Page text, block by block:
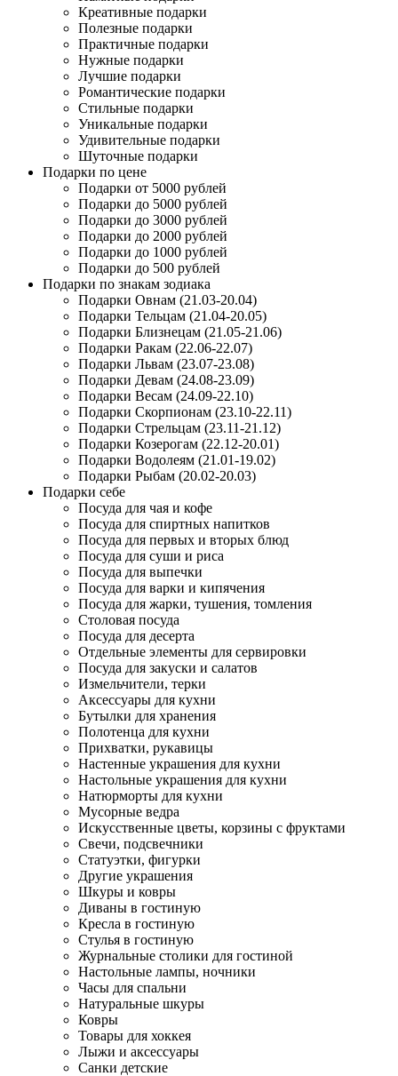
Креативные подарки
Полезные подарки
Практичные подарки
Нужные подарки
Лучшие подарки
Романтические подарки
Стильные подарки
Уникальные подарки
Удивительные подарки
Шуточные подарки
Подарки по цене
Подарки от 5000 рублей
Подарки до 5000 рублей
Подарки до 3000 рублей
Подарки до 2000 рублей
Подарки до 1000 рублей
Подарки до 500 рублей
Подарки по знакам зодиака
Подарки Овнам (21.03-20.04)
Подарки Тельцам (21.04-20.05)
Подарки Близнецам (21.05-21.06)
Подарки Ракам (22.06-22.07)
Подарки Львам (23.07-23.08)
Подарки Девам (24.08-23.09)
Подарки Весам (24.09-22.10)
Подарки Скорпионам (23.10-22.11)
Подарки Стрельцам (23.11-21.12)
Подарки Козерогам (22.12-20.01)
Подарки Водолеям (21.01-19.02)
Подарки Рыбам (20.02-20.03)
Подарки себе
Посуда для чая и кофе
Посуда для спиртных напитков
Посуда для первых и вторых блюд
Посуда для суши и риса
Посуда для выпечки
Посуда для варки и кипячения
Посуда для жарки, тушения, томления
Столовая посуда
Посуда для десерта
Отдельные элементы для сервировки
Посуда для закуски и салатов
Измельчители, терки
Аксессуары для кухни
Бутылки для хранения
Полотенца для кухни
Прихватки, рукавицы
Настенные украшения для кухни
Настольные украшения для кухни
Натюрморты для кухни
Мусорные ведра
Искусственные цветы, корзины с фруктами
Свечи, подсвечники
Статуэтки, фигурки
Другие украшения
Шкуры и ковры
Диваны в гостиную
Кресла в гостиную
Стулья в гостиную
Журнальные столики для гостиной
Настольные лампы, ночники
Часы для спальни
Натуральные шкуры
Ковры
Товары для хоккея
Лыжи и аксессуары
Санки детские